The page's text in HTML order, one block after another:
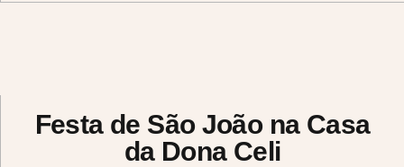
Festa de São João na Casa
da Dona Celi